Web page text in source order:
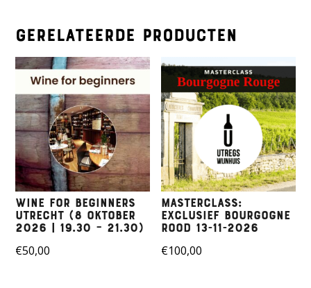
Gerelateerde producten
Wine for beginners
Utrecht (8 Oktober
2026 | 19.30 – 21.30)
€50,00
Masterclass:
Exclusief Bourgogne
Rood 13-11-2026
€100,00